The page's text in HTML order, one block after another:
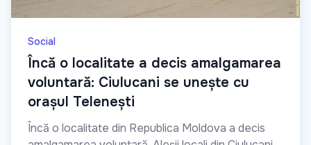
Social
Încă o localitate a decis amalgamarea
voluntară: Ciulucani se unește cu
orașul Telenești
Încă o localitate din Republica Moldova a decis